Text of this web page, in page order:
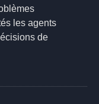
les agents
de